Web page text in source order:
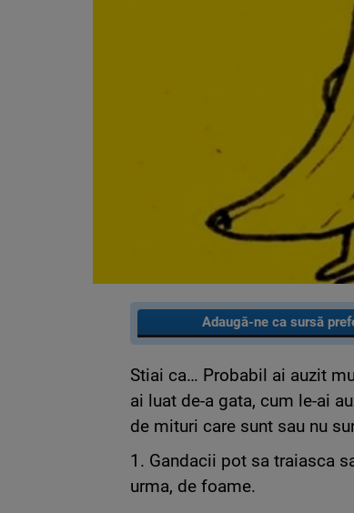
Adaugă-ne ca sursă
Stiai ca… Probabil ai auzit
ai luat de-a gata, cum le-ai
de mituri care sunt sau nu
1. Gandacii pot sa traiasca
urma, de foame.